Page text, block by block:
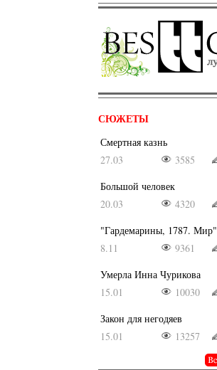
СЮЖЕТЫ
Смертная казнь
27.03
3585
Большой человек
20.03
4320
"Гардемарины, 1787. Мир"
8.11
9361
Умерла Инна Чурикова
15.01
10030
Закон для негодяев
15.01
13257